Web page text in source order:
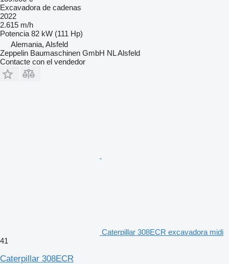
Excavadora de cadenas
2022
2.615 m/h
Potencia 82 kW (111 Hp)
Alemania, Alsfeld
Zeppelin Baumaschinen GmbH NL Alsfeld
Contacte con el vendedor
Caterpillar 308ECR excavadora midi
41
Caterpillar 308ECR